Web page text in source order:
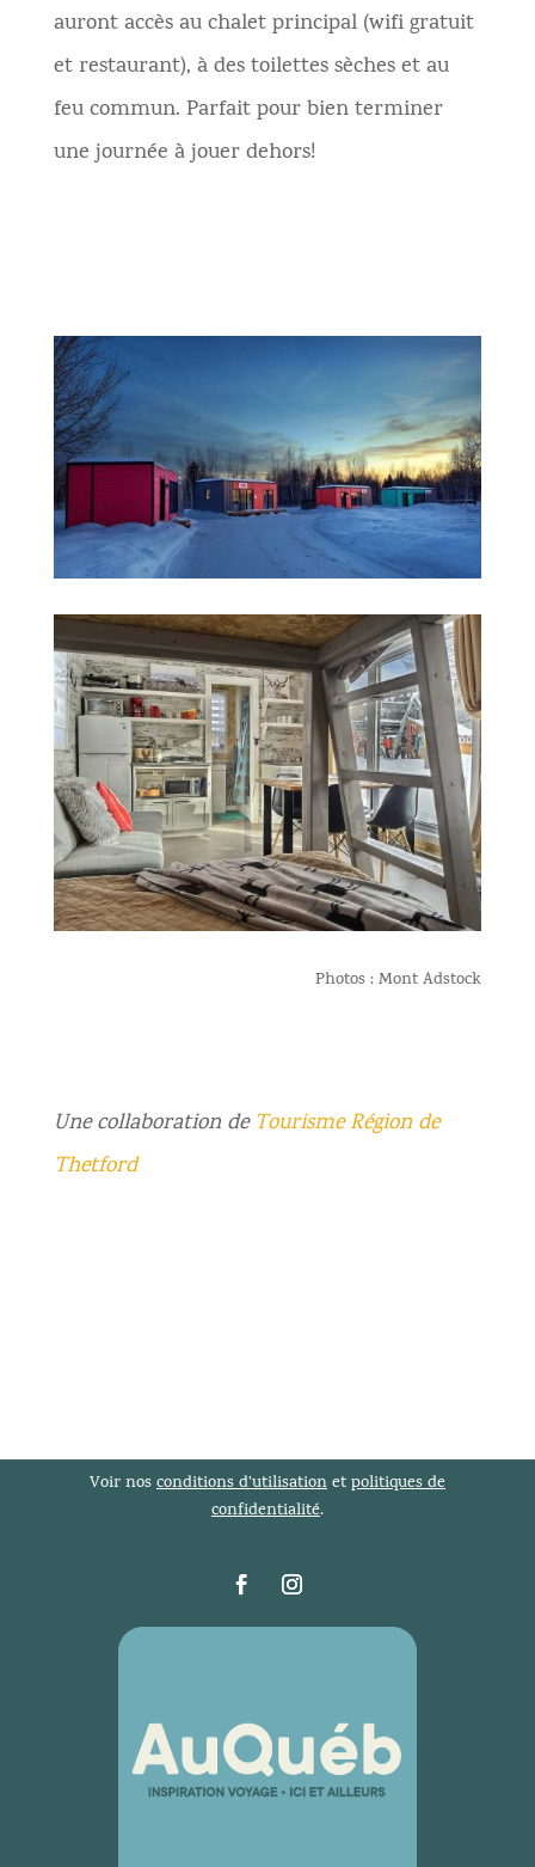
auront accès au chalet principal (wifi gratuit
et restaurant), à des toilettes sèches et au
feu commun. Parfait pour bien terminer
une journée à jouer dehors!
Photos : Mont Adstock
Une collaboration de Tourisme Région de
Thetford
Voir nosconditions d’utilisationetpolitiques de
confidentialité.